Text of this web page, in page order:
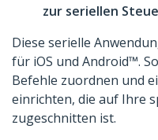
zur seriellen
Diese serielle
für iOS und Android™.
Befehle zuordnen und
einrichten, die auf Ihre
zugeschnitten ist.